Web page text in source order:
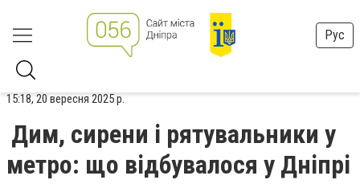
Рус
15:18, 20 вересня 2025 р.
Дим, сирени і рятувальники у
метро: що відбувалося у Дніпрі